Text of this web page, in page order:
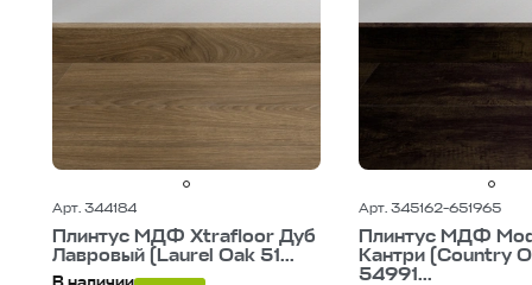
Арт. 344184
Плинтус МДФ Xtrafloor Дуб
Лавровый (Laurel Oak 51...
Арт. 345162-651965
Плинтус МДФ
Кантри (Country
54991...